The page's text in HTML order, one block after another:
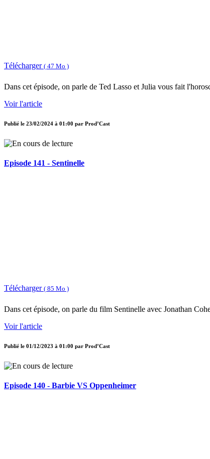
Télécharger ( 47 Mo )
Dans cet épisode, on parle de Ted Lasso et Julia vous fait
Voir l'article
Publié le 23/02/2024 à 01:00 par Prod’Cast
Episode 141 - Sentinelle
Télécharger ( 85 Mo )
Dans cet épisode, on parle du film Sentinelle avec Jonathan
Voir l'article
Publié le 01/12/2023 à 01:00 par Prod’Cast
Episode 140 - Barbie VS Oppenheimer